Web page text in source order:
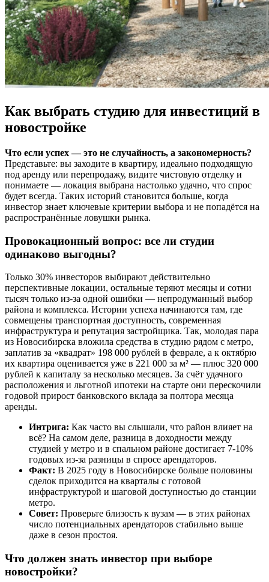
Как выбрать студию для инвестиций в
новостройке
Что если успех — это не случайность, а закономерность?
Представьте: вы заходите в квартиру, идеально подходящую
под аренду или перепродажу, видите чистовую отделку и
понимаете — локация выбрана настолько удачно, что спрос
будет всегда. Таких историй становится больше, когда
инвестор знает ключевые критерии выбора и не попадётся на
распространённые ловушки рынка.
Провокационный вопрос: все ли студии
одинаково выгодны?
Только 30% инвесторов выбирают действительно
перспективные локации, остальные теряют месяцы и сотни
тысяч только из-за одной ошибки — непродуманный выбор
района и комплекса. Истории успеха начинаются там, где
совмещены транспортная доступность, современная
инфраструктура и репутация застройщика. Так, молодая пара
из Новосибирска вложила средства в студию рядом с метро,
заплатив за «квадрат» 198 000 рублей в феврале, а к октябрю
их квартира оценивается уже в 221 000 за м² — плюс 320 000
рублей к капиталу за несколько месяцев. За счёт удачного
расположения и льготной ипотеки на старте они перескочили
годовой прирост банковского вклада за полтора месяца
аренды.
Интрига: Как часто вы слышали, что район влияет на
всё? На самом деле, разница в доходности между
студией у метро и в спальном районе достигает 7-10%
годовых из-за разницы в спросе арендаторов.
Факт: В 2025 году в Новосибирске больше половины
сделок приходится на кварталы с готовой
инфраструктурой и шаговой доступностью до станции
метро.
Совет: Проверьте близость к вузам — в этих районах
число потенциальных арендаторов стабильно выше
даже в сезон простоя.
Что должен знать инвестор при выборе
новостройки?